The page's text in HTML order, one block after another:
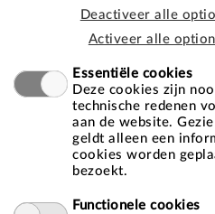
Gebruikersnaam
Wachtwoord
Deactiveer alle
Activeer alle
Essentiële cookies
Deze cookies zijn
technische redenen
aan de website.
geldt alleen een
cookies worden
bezoekt.
Functionele cookies